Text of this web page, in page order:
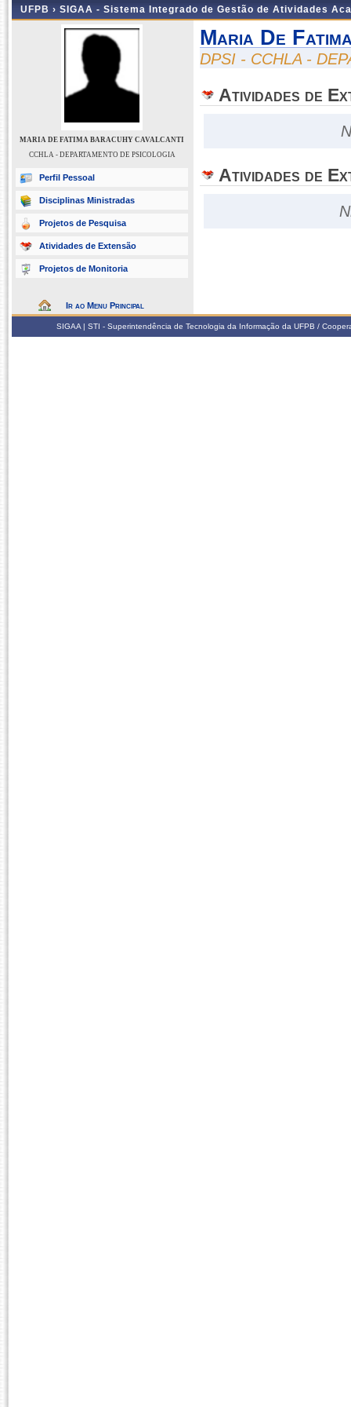
UFPB › SIGAA - Sistema Integrado de Gestão de Atividades
MARIA DE FATIMA BARACUHY CAVALCANTI
CCHLA - DEPARTAMENTO DE PSICOLOGIA
Perfil Pessoal
Disciplinas Ministradas
Projetos de Pesquisa
Atividades de Extensão
Projetos de Monitoria
Ir ao Menu Principal
Maria De
DPSI - CCHLA -
Atividades de
Atividades de
SIGAA | STI - Superintendência de Tecnologia da Informação da UFPB /